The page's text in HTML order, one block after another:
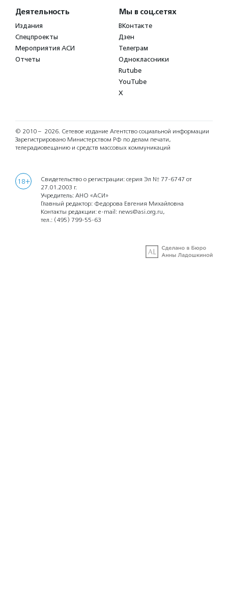
Деятельность
Издания
Спецпроекты
Мероприятия АСИ
Отчеты
Мы в соц.сетях
ВКонтакте
Дзен
Телеграм
Одноклассники
Rutube
YouTube
X
© 2010 – 2026. Сетевое издание Агентство социальной информации
Зарегистрировано Министерством РФ по делам печати,
телерадиовещанию и средств массовых коммуникаций
18+
Свидетельство о регистрации: серия Эл № 77-6747 от
27.01.2003 г.
Учредитель: АНО «АСИ»
Главный редактор: Федорова Евгения Михайловна
Контакты редакции: e-mail: news@asi.org.ru,
тел.: (495) 799-55-63